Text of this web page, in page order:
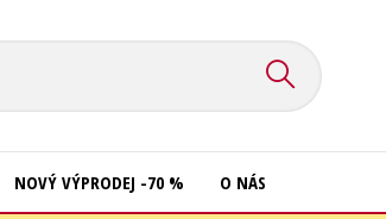
NOVÝ VÝPRODEJ -70 % O NÁS